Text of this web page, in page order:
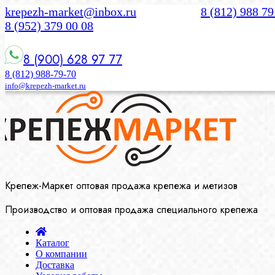
krepezh-market@inbox.ru
8 (812) 988
8 (952) 379 00 08
8 (900) 628 97 77
8 (812) 988-79-70
info@krepezh-market.ru
Крепеж-Маркет оптовая продажа крепежа и метизов
Производство и оптовая продажа специального крепежа
Каталог
О компании
Доставка